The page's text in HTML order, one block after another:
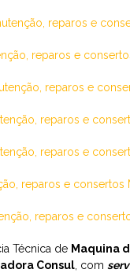
reparos e
reparos e
reparos e
reparos e
reparos e
reparos e consertos
reparos e
Técnica de Maquina
Consul, com